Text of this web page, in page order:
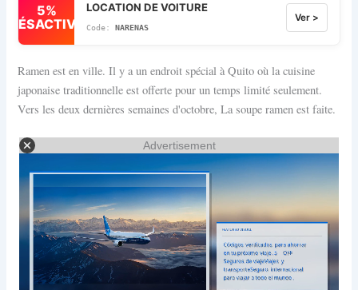
5%
DÉSACTIVÉ
LOCATION DE VOITURE
NARENAS
Ver >
Ramen est en ville. Il y a un endroit spécial à Quito où la cuisine
japonaise traditionnelle est offerte pour un temps limité seulement.
Vers les deux dernières semaines d'octobre, La soupe ramen est faite.
Advertisement